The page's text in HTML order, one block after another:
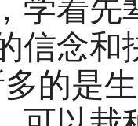
学着先
信念和
多的是